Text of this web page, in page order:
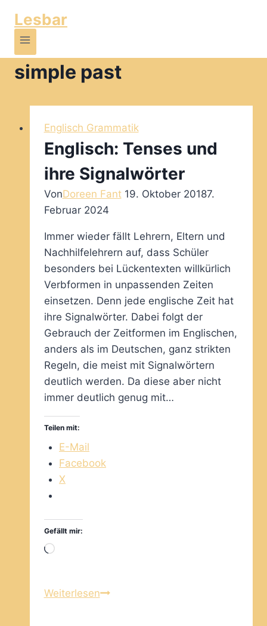
Lesbar
simple past
Englisch Grammatik
Englisch: Tenses und
ihre Signalwörter
VonDoreen Fant 19. Oktober 20187.
Februar 2024
Immer wieder fällt Lehrern, Eltern und
Nachhilfelehrern auf, dass Schüler
besonders bei Lückentexten willkürlich
Verbformen in unpassenden Zeiten
einsetzen. Denn jede englische Zeit hat
ihre Signalwörter. Dabei folgt der
Gebrauch der Zeitformen im Englischen,
anders als im Deutschen, ganz strikten
Regeln, die meist mit Signalwörtern
deutlich werden. Da diese aber nicht
immer deutlich genug mit…
Teilen mit:
E-Mail
Facebook
X
Gefällt mir:
Wird
WeiterlesenEnglisch: